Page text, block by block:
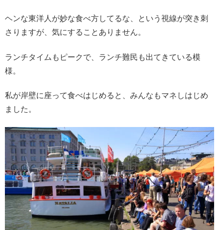
ヘンな東洋人が妙な食べ方してるな、という視線が突き刺
さりますが、気にすることありません。
ランチタイムもピークで、ランチ難民も出てきている模
様。
私が岸壁に座って食べはじめると、みんなもマネしはじめ
ました。